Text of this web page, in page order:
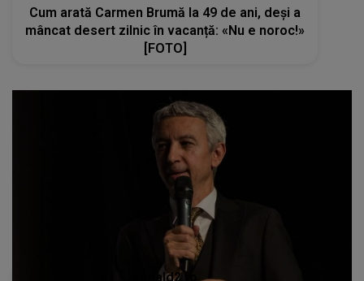
Cum arată Carmen Brumă la 49 de ani, deși a
mâncat desert zilnic în vacanță: «Nu e noroc!»
[FOTO]
kanald2.ro